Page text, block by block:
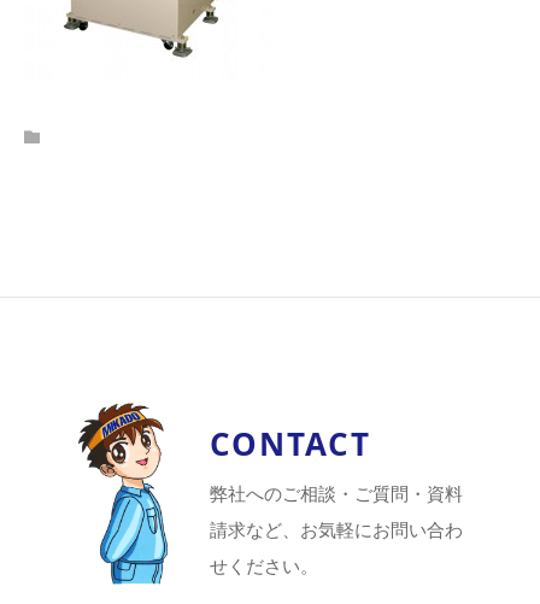
CONTACT
弊社へのご相談・ご質問・資料
請求など、お気軽にお問い合わ
せください。